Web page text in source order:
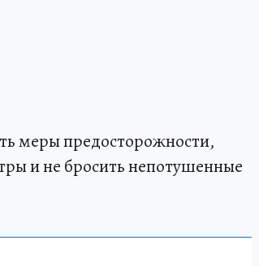
меры предосторожности,
и не бросить непотушенные